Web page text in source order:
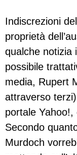
Indiscrezioni
proprietà
qualche notizia
possibile
media, Rupert
attraverso
portale
Secondo
Murdoch